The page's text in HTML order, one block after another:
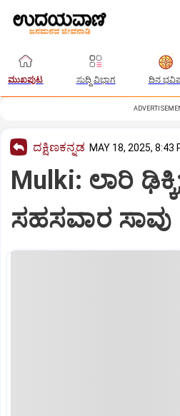
ಮುಖಪುಟ ಸುದ್ದಿ ವಿಭಾಗ ದಿನ
ದಕ್ಷಿಣಕನ್ನಡ MAY 18, 2025, 8:43
Mulki: ಲಾರಿ
ಸಹಸವಾರ ಸಾವು